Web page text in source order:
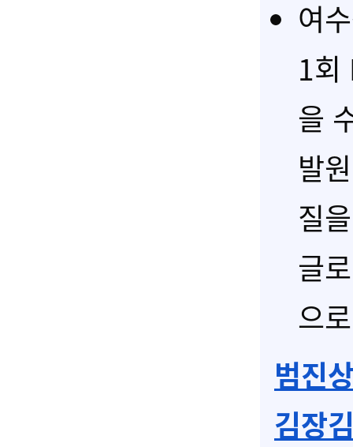
여
1회
을
발
질
글
으
범진
김장